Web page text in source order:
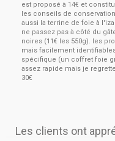
est proposé à 14€ et
les conseils de
aussi la terrine de foie à
ne passez pas à côté du
noires (11€ les 550g). les
mais facilement
spécifique (un coffret foie
assez rapide mais je
30€
Les clients ont